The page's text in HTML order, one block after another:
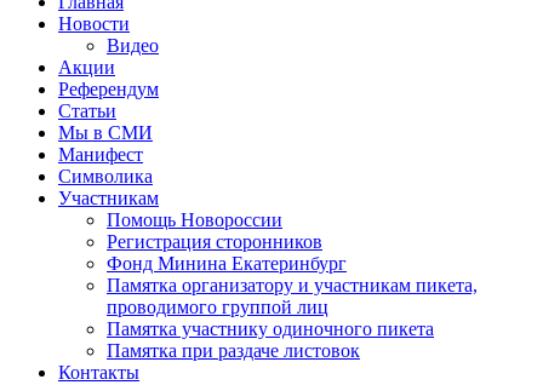
Новости
Видео
Акции
Референдум
Статьи
Мы в СМИ
Манифест
Символика
Участникам
Помощь Новороссии
Регистрация сторонников
Фонд Минина Екатеринбург
Памятка организатору и участникам пикета,
проводимого группой лиц
Памятка участнику одиночного пикета
Памятка при раздаче листовок
Контакты